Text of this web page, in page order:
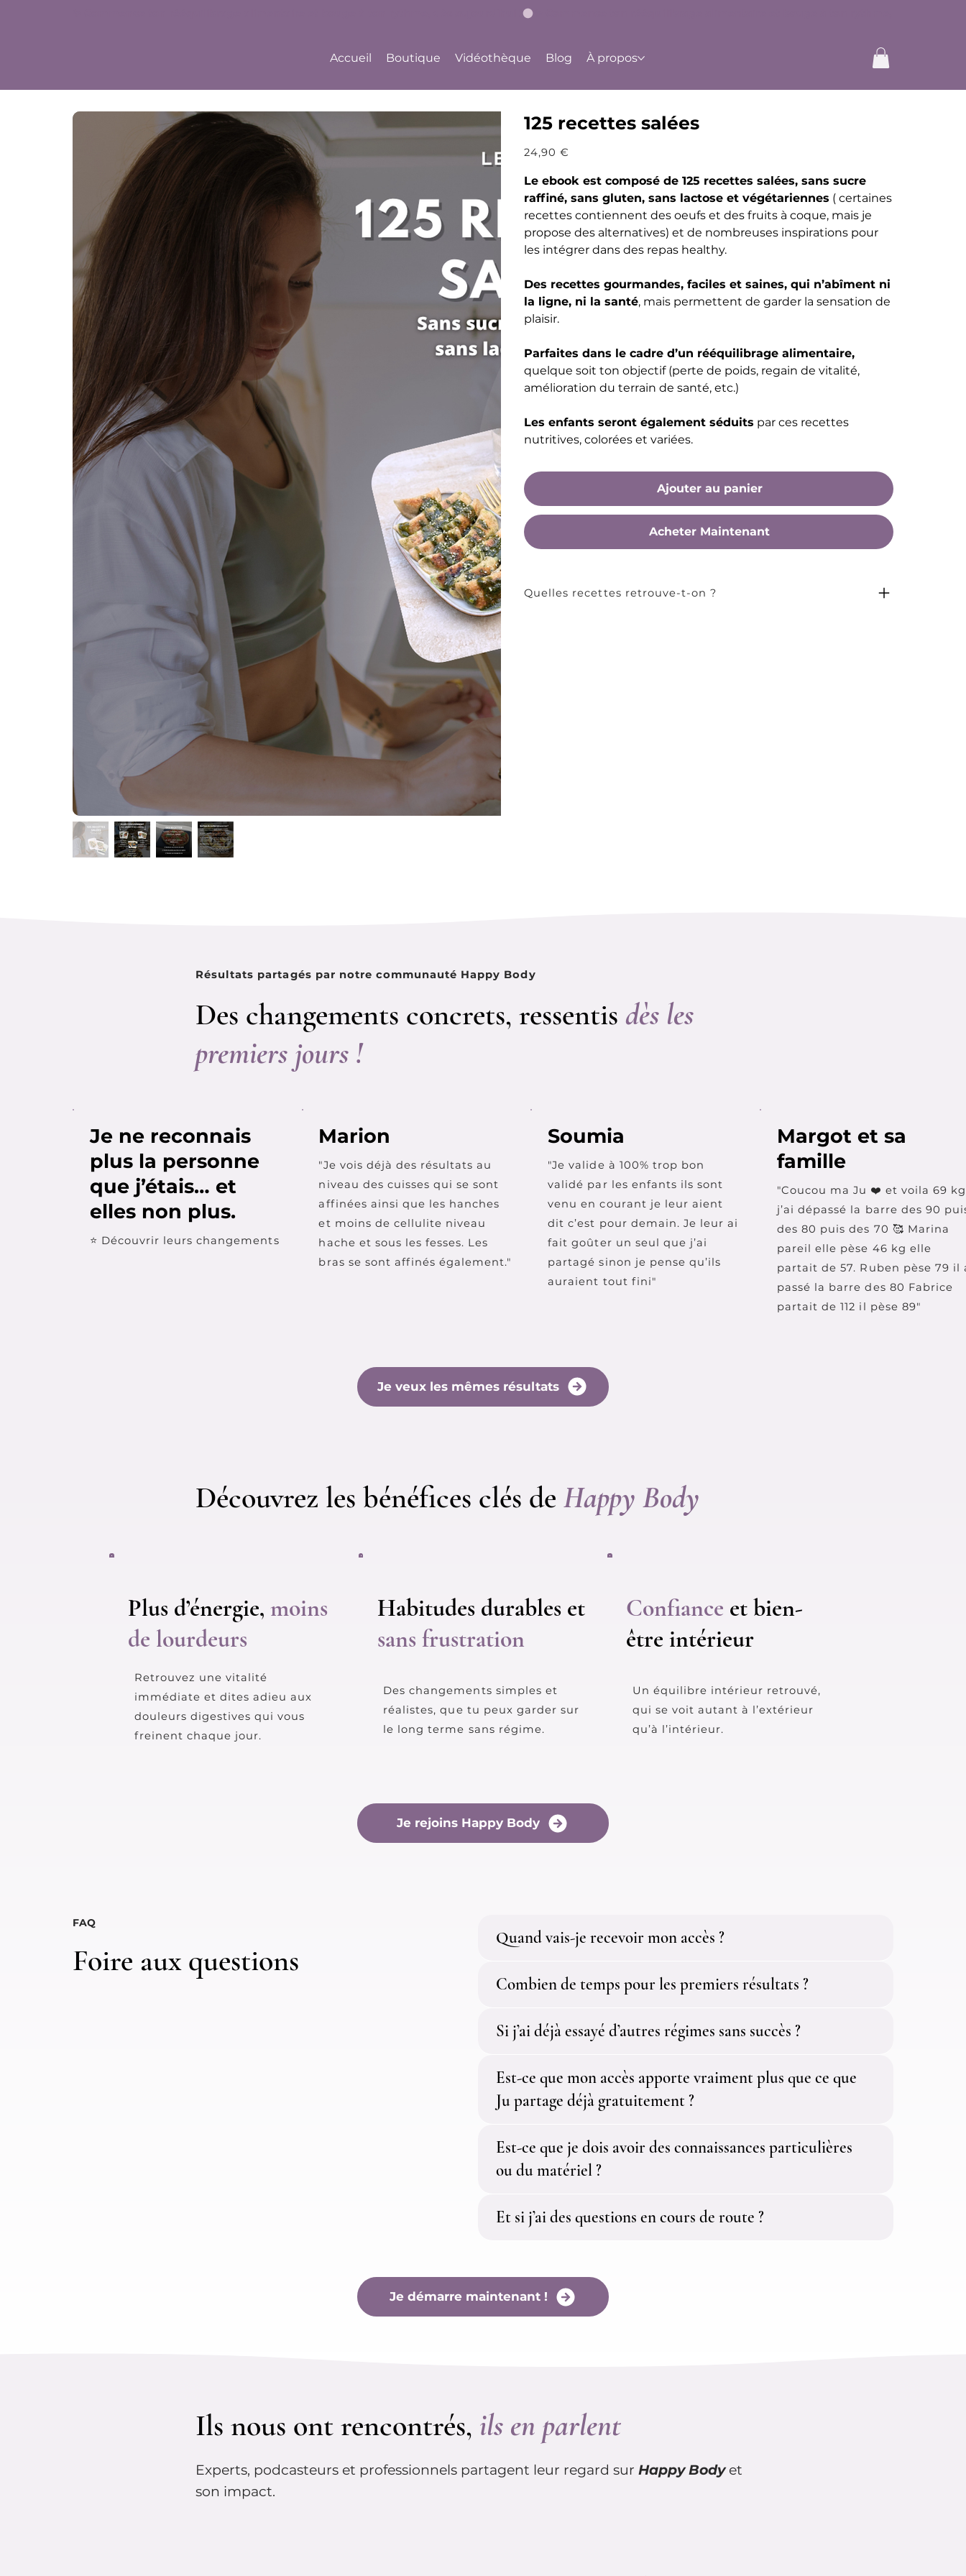
Accueil Boutique Vidéothèque Blog À propos
125 recettes salées
24,90 €
Le ebook est composé de 125 recettes salées, sans sucre
raffiné, sans gluten, sans lactose et végétariennes ( certaines
recettes contiennent des oeufs et des fruits à coque, mais je
propose des alternatives) et de nombreuses inspirations pour
les intégrer dans des repas healthy.
Des recettes gourmandes, faciles et saines, qui n’abîment ni
la ligne, ni la santé, mais permettent de garder la sensation de
plaisir.
Parfaites dans le cadre d’un rééquilibrage alimentaire,
quelque soit ton objectif (perte de poids, regain de vitalité,
amélioration du terrain de santé, etc.)
Les enfants seront également séduits par ces recettes
nutritives, colorées et variées.
Ajouter au panier
Acheter Maintenant
Quelles recettes retrouve-t-on ?
Résultats partagés par notre communauté Happy Body
Des changements concrets, ressentisdès les
premiers jours !
Je ne reconnais
plus la personne
que j’étais… et
elles non plus.
⭐ Découvrir leurs changements
Marion
"Je vois déjà des résultats au
niveau des cuisses qui se sont
affinées ainsi que les hanches
et moins de cellulite niveau
hache et sous les fesses. Les
bras se sont affinés également."
Soumia
"Je valide à 100% trop bon
validé par les enfants ils sont
venu en courant je leur aient
dit c’est pour demain. Je leur ai
fait goûter un seul que j’ai
partagé sinon je pense qu’ils
auraient tout fini"
Margot et sa
famille
"Coucou ma Ju ❤️ et voila 69 kg
j’ai dépassé la barre des 90
des 80 puis des 70 🥰 Marina
pareil elle pèse 46 kg elle
partait de 57. Ruben pèse 79 il
passé la barre des 80 Fabrice
partait de 112 il pèse 89"
Je veux les mêmes résultats
Découvrez les bénéfices clés de Happy Body
Plus d’énergie,moins
de lourdeurs
Retrouvez une vitalité
immédiate et dites adieu aux
douleurs digestives qui vous
freinent chaque jour.
Habitudes durables et
sans frustration
Des changements simples et
réalistes, que tu peux garder sur
le long terme sans régime.​
Confiance et bien-
être intérieur
Un équilibre intérieur retrouvé,
qui se voit autant à l’extérieur
qu’à l’intérieur.
Je rejoins Happy Body
FAQ
Foire aux questions
Je démarre maintenant !
Quand vais-je recevoir mon accès ?
Combien de temps pour les premiers résultats ?
Si j’ai déjà essayé d’autres régimes sans succès ?
Est-ce que mon accès apporte vraiment plus que ce que
Ju partage déjà gratuitement ?
Est-ce que je dois avoir des connaissances particulières
ou du matériel ?
Et si j’ai des questions en cours de route ?
Ils nous ont rencontrés, ils en parlent
Experts, podcasteurs et professionnels partagent leur regard surHappy Bodyet
son impact.